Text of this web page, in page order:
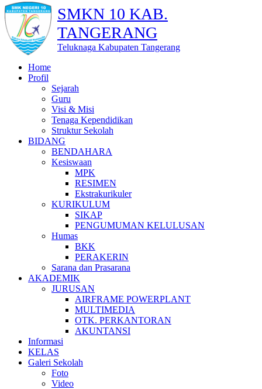
SMKN 10 KAB.
TANGERANG
Teluknaga Kabupaten Tangerang
Home
Profil
Sejarah
Guru
Visi & Misi
Tenaga Kependidikan
Struktur Sekolah
BIDANG
BENDAHARA
Kesiswaan
MPK
RESIMEN
Ekstrakurikuler
KURIKULUM
SIKAP
PENGUMUMAN KELULUSAN
Humas
BKK
PERAKERIN
Sarana dan Prasarana
AKADEMIK
JURUSAN
AIRFRAME POWERPLANT
MULTIMEDIA
OTK. PERKANTORAN
AKUNTANSI
Informasi
KELAS
Galeri Sekolah
Foto
Video